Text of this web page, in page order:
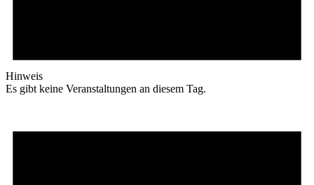
Hinweis
Es gibt keine Veranstaltungen an diesem Tag.